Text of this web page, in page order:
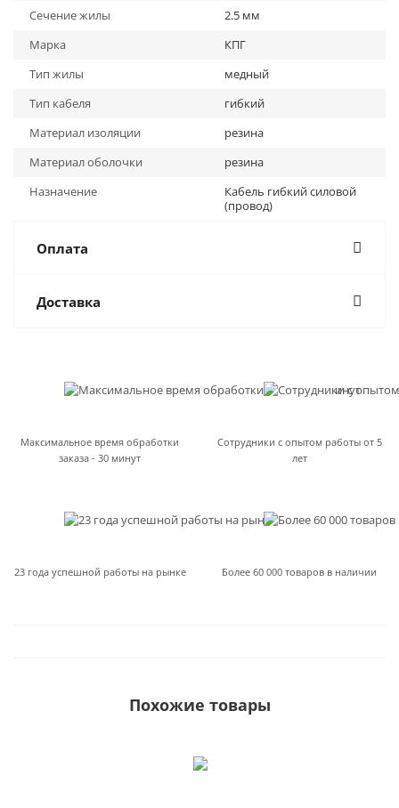
Сечение жилы
2.5 мм
Марка
КПГ
Тип жилы
медный
Тип кабеля
гибкий
Материал изоляции
резина
Материал оболочки
резина
Назначение
Кабель гибкий силовой
(провод)
Оплата
Доставка
Максимальное время обработки
заказа - 30 минут
Сотрудники с опытом работы от 5
лет
23 года успешной работы на рынке Более 60 000 товаров в наличии
Похожие товары